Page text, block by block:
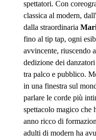
spettatori. Con
classica al modern,
dalla straordinaria
fino al tip tap, ogni
avvincente, riuscendo
dedizione dei
tra palco e pubblico.
in una finestra sul
parlare le corde più
spettacolo magico che
anno ricco di
adulti di modern ha